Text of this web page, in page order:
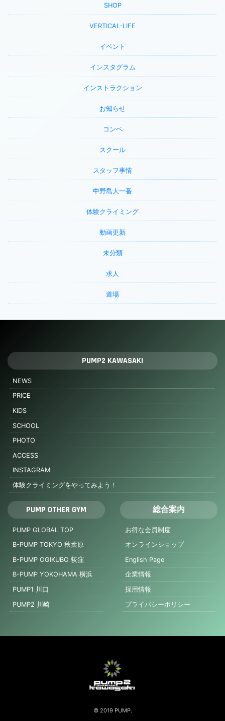
SHOP
VERTICAL-LIFE
イベント
インスタグラム
インストラクション
お知らせ
コンペ
スクール
スタッフ事情
中野島大一番
体験クライミング
動画更新
未分類
求人
道場
PUMP2 KAWASAKI
NEWS
PRICE
KIDS
SCHOOL
PHOTO
ACCESS
INSTAGRAM
体験クライミングをやってみよう！
PUMP OTHER GYM
PUMP GLOBAL TOP
B-PUMP TOKYO 秋葉原
B-PUMP OGIKUBO 荻窪
B-PUMP YOKOHAMA 横浜
PUMP1 川口
PUMP2 川崎
総合案内
お得な会員制度
オンラインショップ
English Page
企業情報
採用情報
プライバシーポリシー
© 2019 PUMP.